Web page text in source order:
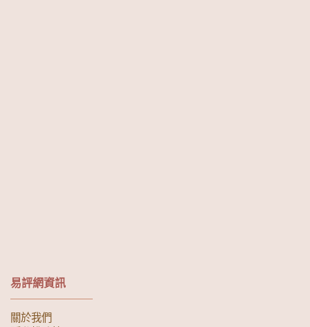
易評網資訊
關於我們